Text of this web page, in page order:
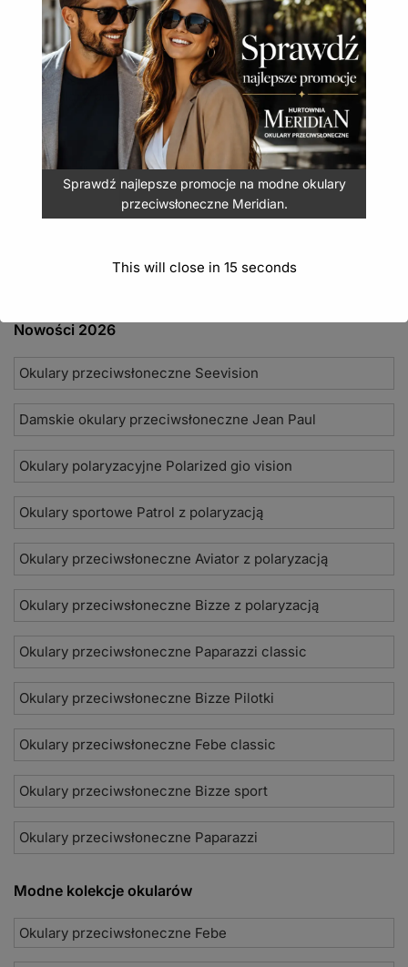
Eleganckie okulary Bizze łączą komfort widzenia z
nowoczesnym designem.
Okulary przeciwsłoneczne Bizze polaryzacja POL-
208
24,90 zł 30,63 z VAT)
DODAJ DO KOSZYKA
Nowości 2026
Okulary przeciwsłoneczne Seevision
Damskie okulary przeciwsłoneczne Jean Paul
Okulary polaryzacyjne Polarized gio vision
Okulary sportowe Patrol z polaryzacją
Okulary przeciwsłoneczne Aviator z polaryzacją
Okulary przeciwsłoneczne Bizze z polaryzacją
Okulary przeciwsłoneczne Paparazzi classic
Okulary przeciwsłoneczne Bizze Pilotki
Okulary przeciwsłoneczne Febe classic
Okulary przeciwsłoneczne Bizze sport
Okulary przeciwsłoneczne Paparazzi
Modne kolekcje okularów
Okulary przeciwsłoneczne Febe
Sprawdź najlepsze promocje na modne okulary
przeciwsłoneczne Meridian.
This will close in 14 seconds